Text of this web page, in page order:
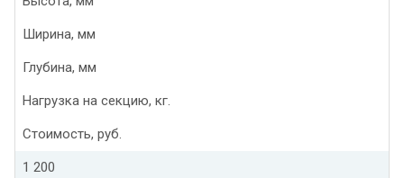
Ширина, мм
Глубина, мм
Нагрузка на секцию, кг.
Стоимость, руб.
1 200